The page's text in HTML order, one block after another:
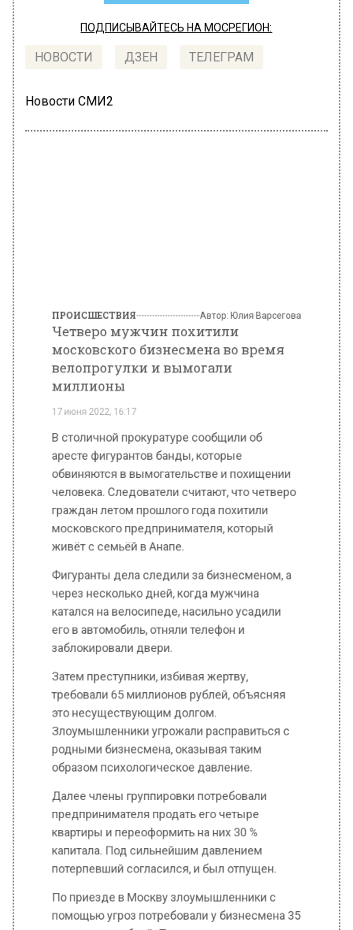
ПОДПИСЫВАЙТЕСЬ НА МОСРЕГИОН:
НОВОСТИ ДЗЕН ТЕЛЕГРАМ
Новости СМИ2
17 июня 2022, 16:17
В столичной прокуратуре сообщили об
аресте фигурантов банды, которые
обвиняются в вымогательстве и похищении
человека. Следователи считают, что четверо
граждан летом прошлого года похитили
московского предпринимателя, который
живёт с семьёй в Анапе.
Фигуранты дела следили за бизнесменом, а
через несколько дней, когда мужчина
катался на велосипеде, насильно усадили
его в автомобиль, отняли телефон и
заблокировали двери.
Затем преступники, избивая жертву,
требовали 65 миллионов рублей, объясняя
это несуществующим долгом.
Злоумышленники угрожали расправиться с
родными бизнесмена, оказывая таким
образом психологическое давление.
Далее члены группировки потребовали
предпринимателя продать его четыре
квартиры и переоформить на них 30 %
капитала. Под сильнейшим давлением
потерпевший согласился, и был отпущен.
По приезде в Москву злоумышленники с
помощью угроз потребовали у бизнесмена 35